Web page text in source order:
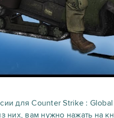
для Counter Strike :
них, вам нужно нажать на